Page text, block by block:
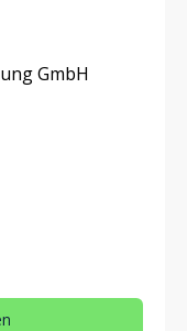
GmbH